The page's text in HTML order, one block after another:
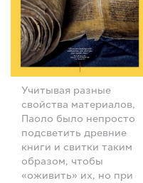
Учитывая разные
свойства материалов,
Паоло было непросто
подсветить древние
книги и свитки таким
образом, чтобы
«оживить» их, но при